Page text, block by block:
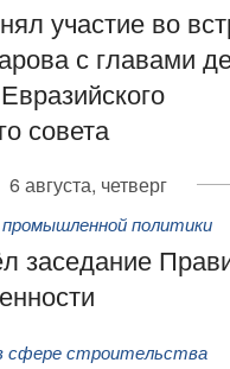
участие во
с главами
совета
6 августа, четверг
политики
заседание
сфере строительства